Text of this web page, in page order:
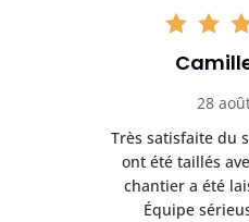
28
Très satisfaite du
ont été taillés
chantier a été
Équipe